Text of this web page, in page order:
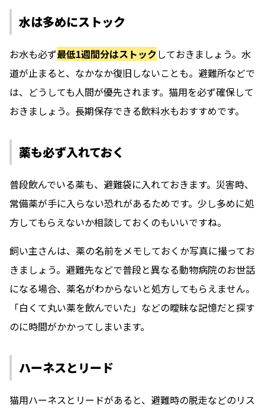
水は多めにストック
お水も必ず最低1週間分はストックしておきましょう。水
道が止まると、なかなか復旧しないことも。避難所などで
は、どうしても人間が優先されます。猫用を必ず確保して
おきましょう。長期保存できる飲料水もおすすめです。
薬も必ず入れておく
普段飲んでいる薬も、避難袋に入れておきます。災害時、
常備薬が手に入らない恐れがあるためです。少し多めに処
方してもらえないか相談しておくのもいいですね。
飼い主さんは、薬の名前をメモしておくか写真に撮ってお
きましょう。避難先などで普段と異なる動物病院のお世話
になる場合、薬名がわからないと処方してもらえません。
「白くて丸い薬を飲んでいた」などの曖昧な記憶だと探す
のに時間がかかってしまいます。
ハーネスとリード
猫用ハーネスとリードがあると、避難時の脱走などのリス